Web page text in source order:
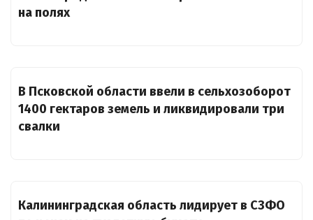
на полях
В Псковской области ввели в сельхозоборот
1400 гектаров земель и ликвидировали три
свалки
Калининградская область лидирует в СЗФО